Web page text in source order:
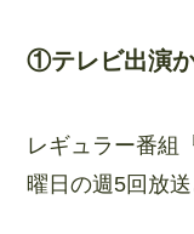
①テレビ出演
レギュラー番組
曜日の週5回放送